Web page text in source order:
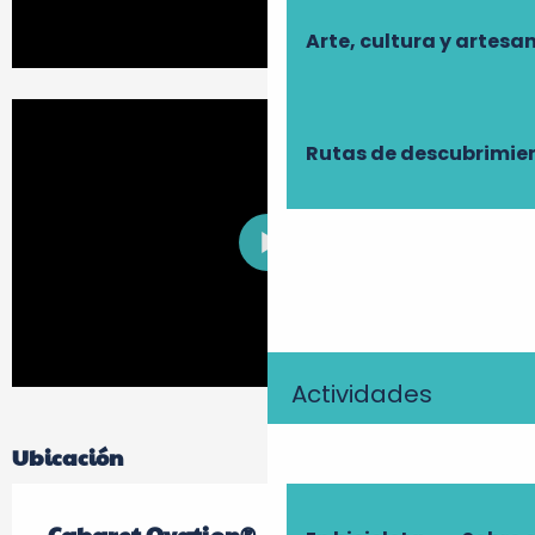
Arte, cultura y
Rutas de
Actividades
Ubicación